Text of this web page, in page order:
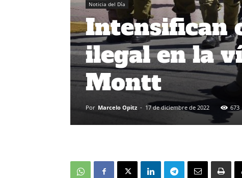
Noticia del Día
Intensifican
ilegal en la
Montt
Por Marcelo Opitz - 17 de diciembre de 2022 673